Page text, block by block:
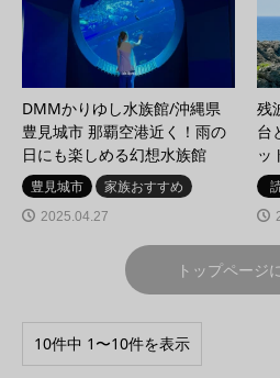
DMMかりゆし水族館/沖縄県
豊見城市 那覇空港近く！雨の
日にも楽しめる幻想水族館
豊見城市 家族おすすめ
2025.04.27
残
台
ッ
トップページ
10件中 1〜10件を表示